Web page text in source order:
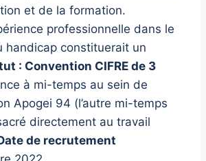
et de la formation.
professionnelle dans le
handicap constituerait un
: Convention CIFRE de 3
à mi-temps au sein de
Apogei 94 (l’autre mi-temps
directement au travail
de recrutement